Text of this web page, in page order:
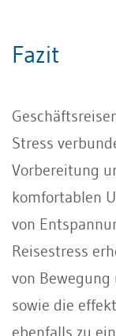
Fazit
Stress
Vorbereitung
komfortablen
von
Reisestress
von
sowie die
ebenfalls zu